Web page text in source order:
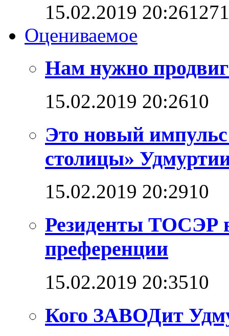
15.02.2019 20:26
Оцениваемое
Нам нужно
15.02.2019 20:2610
Это новый
столицы»
15.02.2019 20:2910
Резиденты ТОСЭР
преференции
15.02.2019 20:3510
Кого ЗАВОДит